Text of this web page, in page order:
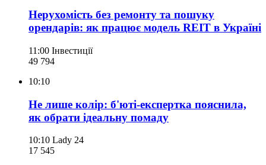
Нерухомість без ремонту та пошуку
орендарів: як працює модель REIT в Україні
11:00 Інвестиції
49 794
10:10
Не лише колір: б'юті-експертка пояснила,
як обрати ідеальну помаду
10:10 Lady 24
17 545